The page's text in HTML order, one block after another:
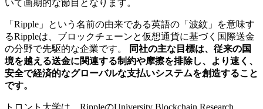
いて画期的な節目となります。
「Ripple」という名前の由来である英語の「波紋」を意味す
るRippleは、ブロックチェーンと仮想通貨に基づく国際送金
の分野で先駆的な企業です。
同社の主な目標は、従来の国
境を越える送金に関連する制約や摩擦を排除し、より速く、
安全で経済的なグローバルな支払いシステムを創造すること
です。